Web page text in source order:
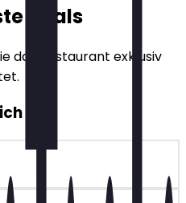
Deals
das Restaurant exklusiv